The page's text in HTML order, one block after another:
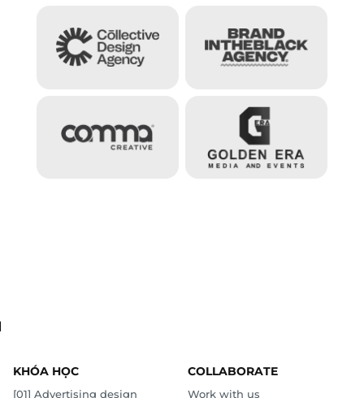
KHÓA HỌC
[01] Advertising design
COLLABORATE
Work with us